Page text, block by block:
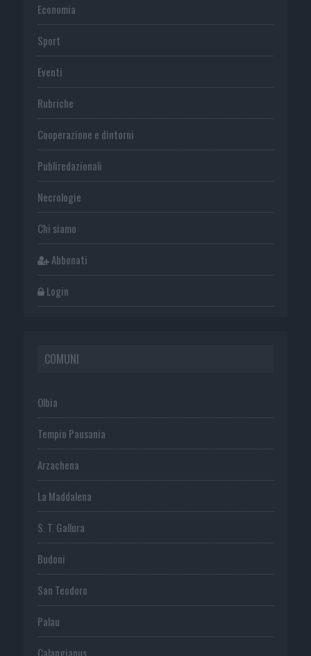
Economia
Sport
Eventi
Rubriche
Cooperazione e dintorni
Publiredazionali
Necrologie
Chi siamo
Abbonati
Login
COMUNI
Olbia
Tempio Pausania
Arzachena
La Maddalena
S. T. Gallura
Budoni
San Teodoro
Palau
Calangianus